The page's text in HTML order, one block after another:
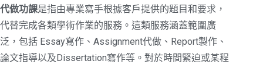
代做功課是指由專業寫手根據客戶提供的題目和要求，
代替完成各類學術作業的服務。這類服務涵蓋範圍廣
泛，包括 Essay寫作、Assignment代做、Report製作、
論文指導以及Dissertation寫作等。對於時間緊迫或某程